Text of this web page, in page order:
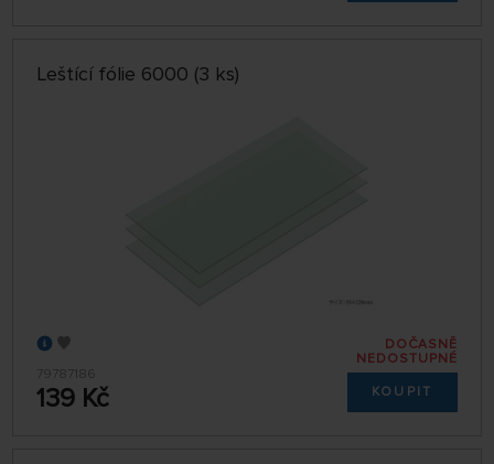
Leštící fólie 6000 (3 ks)
79787186
139 Kč
DOČASNĚ
NEDOSTUPNÉ
KOUPIT